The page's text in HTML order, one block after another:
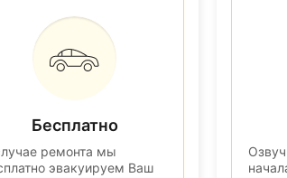
Бесплатно
ремонта мы
эвакуируем Ваш